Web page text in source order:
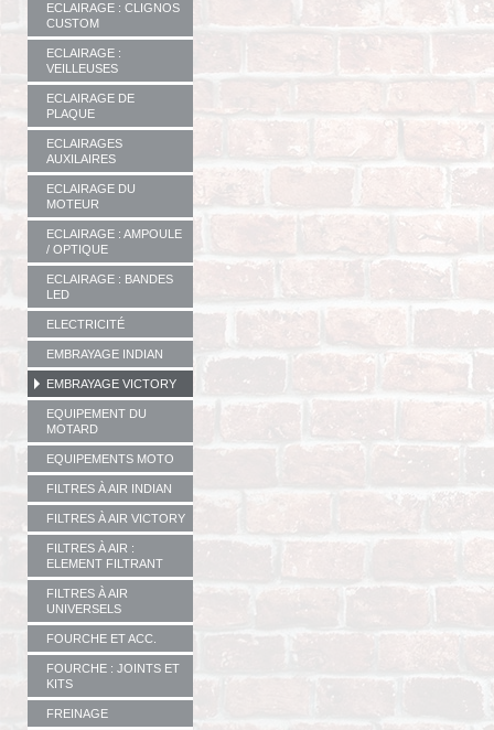
ECLAIRAGE : CLIGNOS
CUSTOM
ECLAIRAGE :
VEILLEUSES
ECLAIRAGE DE
PLAQUE
ECLAIRAGES
AUXILAIRES
ECLAIRAGE DU
MOTEUR
ECLAIRAGE : AMPOULE
/ OPTIQUE
ECLAIRAGE : BANDES
LED
ELECTRICITÉ
EMBRAYAGE INDIAN
EMBRAYAGE VICTORY
EQUIPEMENT DU
MOTARD
EQUIPEMENTS MOTO
FILTRES À AIR INDIAN
FILTRES À AIR VICTORY
FILTRES À AIR :
ELEMENT FILTRANT
FILTRES À AIR
UNIVERSELS
FOURCHE ET ACC.
FOURCHE : JOINTS ET
KITS
FREINAGE